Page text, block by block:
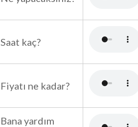
Saat kaç?
Fiyatı ne kadar?
Bana yardım